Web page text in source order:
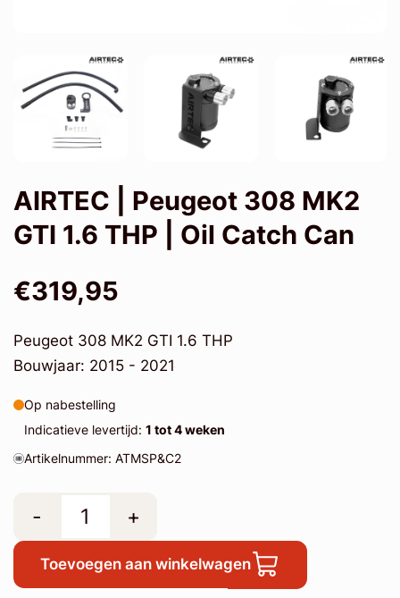
AIRTEC | Peugeot 308 MK2
GTI 1.6 THP | Oil Catch Can
€319,95
Peugeot 308 MK2 GTI 1.6 THP
Bouwjaar: 2015 - 2021
Op nabestelling
Indicatieve levertijd: 1 tot 4 weken
Artikelnummer: ATMSP&C2
- +
Toevoegen aan winkelwagen